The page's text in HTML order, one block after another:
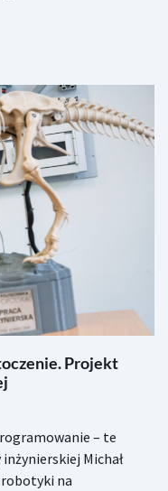
Projekt
– te
Michał
na